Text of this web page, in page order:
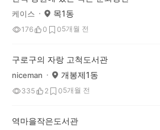
케이스 목1동
176 0 05개월 전
구로구의 자랑 고척도서관
niceman 개봉제1동
335 2 05개월 전
역마을작은도서관